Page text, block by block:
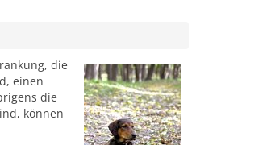
die
einen
die
können